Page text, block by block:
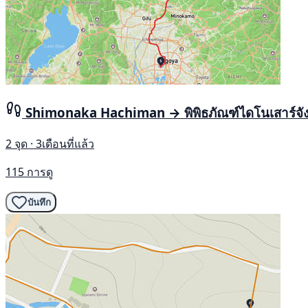
Shimonaka Hachiman → พิพิธภัณฑ์ไดโนเสาร์จั
2 จุด · 3เดือนที่แล้ว
115 การดู
บันทึก